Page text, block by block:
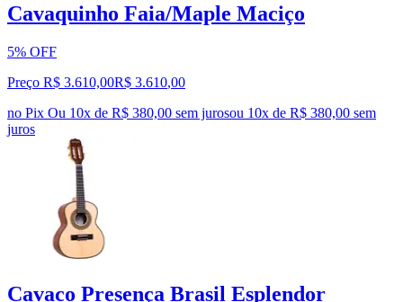
Cavaquinho Faia/Maple Maciço
5% OFF
Preço R$ 3.610,00R$ 3.610,00
no Pix Ou 10x de R$ 380,00 sem jurosou 10x de R$ 380,00 sem
juros
Cavaco Presença Brasil Esplendor